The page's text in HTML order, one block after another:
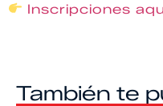
Inscripciones
También te